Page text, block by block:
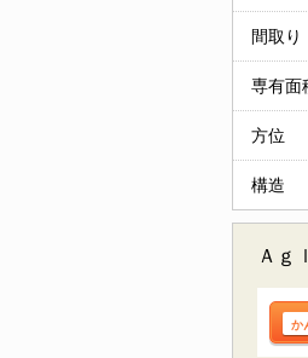
間取り
専有面
方位
構造
Ａｇ
か